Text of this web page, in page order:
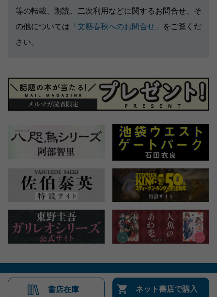
等の転載、朗読、二次利用などに関するお問合せ、そ
の他については 「文藝春秋へのお問合せ」
をご覧くだ
さい。
書店在庫 ネット書店で購入
会社概要 自費出版のご案内 お問合せ
株式会社文藝春秋 Number Web CREA WEB